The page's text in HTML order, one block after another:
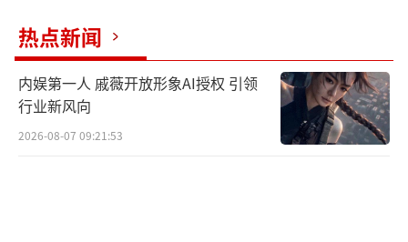
热点新闻
内娱第一人 戚薇开放形象AI授权 引领
行业新风向
2026-08-07 09:21:53